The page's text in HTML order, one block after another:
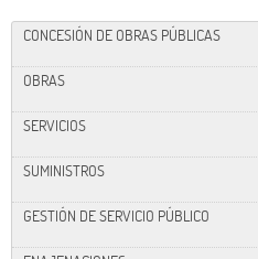
CONCESIÓN DE OBRAS PÚBLICAS
OBRAS
SERVICIOS
SUMINISTROS
GESTIÓN DE SERVICIO PÚBLICO